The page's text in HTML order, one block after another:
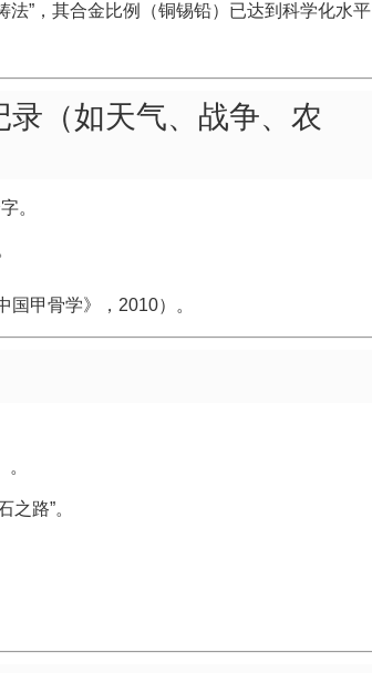
”，其合金比例（铜锡铅）已达到科学化水平
录（如天气、战争、农
。
甲骨学》，2010）。
路”。